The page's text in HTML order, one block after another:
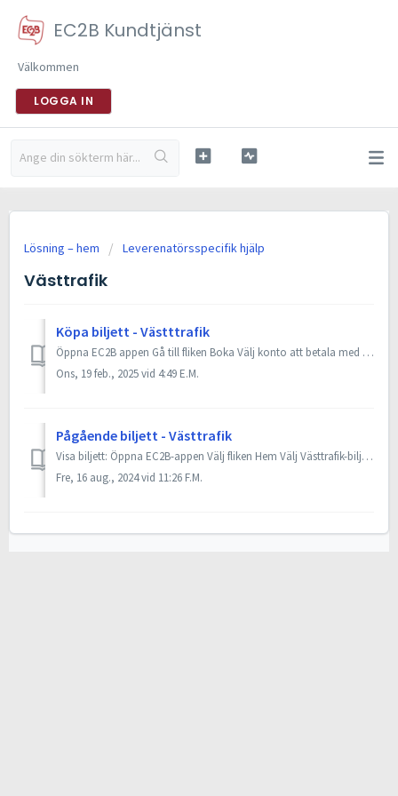
EC2B Kundtjänst
Välkommen
LOGGA IN
Lösning – hem Leverenatörsspecifik hjälp
Västtrafik
Köpa biljett - Västttrafik
Öppna EC2B appen Gå till fliken Boka Välj konto att betala med (privat eller företag) Välj tjänsten Västtrafik Du hamnar nu på en skärm för att köpa/bo...
Ons, 19 feb., 2025 vid 4:49 E.M.
Pågående biljett - Västtrafik
Visa biljett: Öppna EC2B-appen Välj fliken Hem Välj Västtrafik-biljetten/bokningen du vill visa upp Tryck på knappen visa biljett i nederkant av kortet...
Fre, 16 aug., 2024 vid 11:26 F.M.